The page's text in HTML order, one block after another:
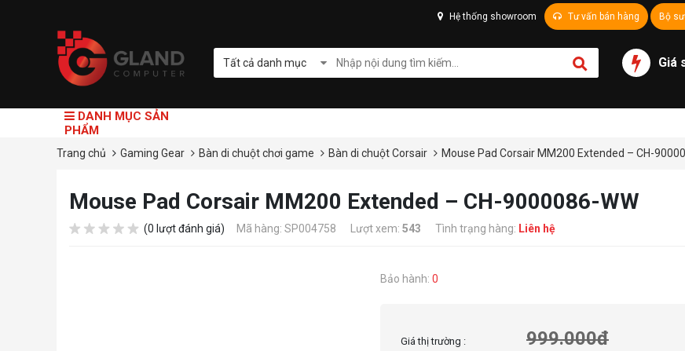
Hệ thống showroom Tư vấn bán hàng Bộ
Tất cả danh mục Giá
DANH MỤC SẢN
PHẨM
Trang chủ Gaming Gear Bàn di chuột chơi game Bàn di chuột Corsair Mouse Pad Corsair MM200 Extended – CH-
Mouse Pad Corsair MM200 Extended – CH-9000086-WW
(0 lượt đánh giá) Mã hàng: SP004758 Lượt xem: 543 Tình trạng hàng: Liên hệ
Bảo hành: 0
Giá thị trường : 999.000đ